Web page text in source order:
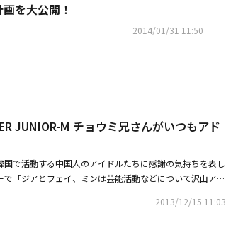
を大公開！
2014/01/31 11:50
JUNIOR-M チョウミ兄さんがいつもアド
で活動する中国人のアイドルたちに感謝の気持ちを表し
で「ジアとフェイ、ミンは芸能活動などについて沢山アド
あるときは友人に会って人生相談をしたりして、お互い
2013/12/15 11:03